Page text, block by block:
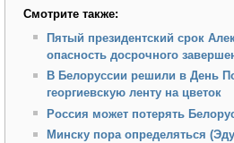
Смотрите также:
Пятый президентский срок
опасность досрочного
В Белоруссии решили в День
георгиевскую ленту на цветок
Россия может потерять
Минску пора определяться